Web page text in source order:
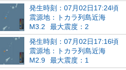
発生時刻：07月02日17:24頃
震源地：トカラ列島近海
M3.2
最大震度：2
発生時刻：07月02日17:16頃
震源地：トカラ列島近海
M2.9
最大震度：1